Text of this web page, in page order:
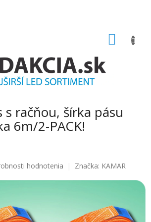
s račňou, šírka pásu
6m/2-PACK!
hodnotenia Značka: KAMAR